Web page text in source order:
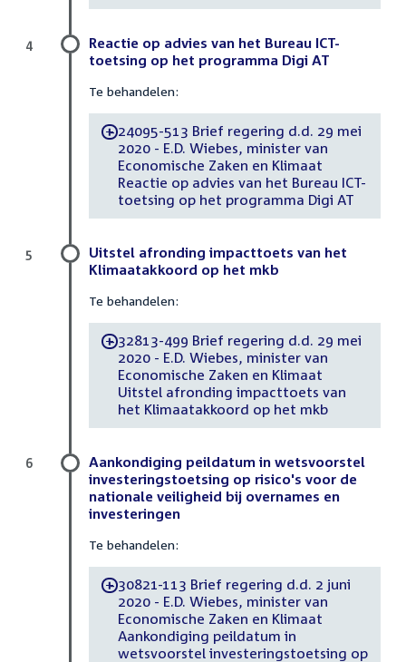
Reactie op advies van het Bureau ICT-
toetsing op het programma Digi AT
Te behandelen:
-24095-513 Brief regering d.d. 29 mei
2020 - E.D. Wiebes, minister van
Economische Zaken en Klimaat
Reactie op advies van het Bureau ICT-
toetsing op het programma Digi AT
4
Uitstel afronding impacttoets van het
Klimaatakkoord op het mkb
Te behandelen:
-32813-499 Brief regering d.d. 29 mei
2020 - E.D. Wiebes, minister van
Economische Zaken en Klimaat
Uitstel afronding impacttoets van
het Klimaatakkoord op het mkb
5
Aankondiging peildatum in wetsvoorstel
investeringstoetsing op risico's voor de
nationale veiligheid bij overnames en
investeringen
Te behandelen:
-30821-113 Brief regering d.d. 2 juni
2020 - E.D. Wiebes, minister van
Economische Zaken en Klimaat
Aankondiging peildatum in
wetsvoorstel investeringstoetsing op
6